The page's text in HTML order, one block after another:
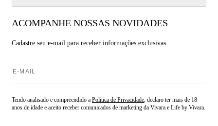
ACOMPANHE NOSSAS NOVIDADES
Cadastre seu e-mail para receber informações exclusivas
Tendo analisado e compreendido a Politica de Privacidade, declaro ter mais de 18
anos de idade e aceito receber comunicados de marketing da Vivara e Life by Vivara.